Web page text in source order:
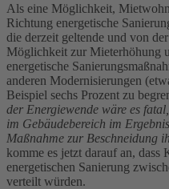
Als eine Möglichkeit,
Richtung energetische
die derzeit geltende und von
Möglichkeit zur Mieterhöhung
energetische
anderen Modernisierungen
Beispiel sechs Prozent zu
der Energiewende wäre es
im Gebäudebereich im
Maßnahme zur Beschneidung
komme es jetzt darauf an, dass
energetischen Sanierung
verteilt würden.